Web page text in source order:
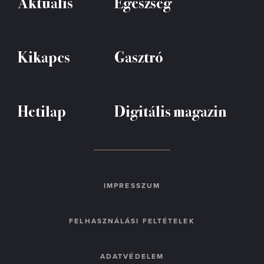
Kikapcs Gasztró
Hetilap Digitális magazin
IMPRESSZUM
FELHASZNÁLÁSI FELTÉTELEK
ADATVÉDELEM